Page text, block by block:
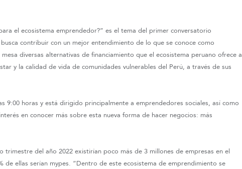
el ecosistema emprendedor?” es el tema del primer conversatorio
contribuir con un mejor entendimiento de lo que se conoce como
diversas alternativas de financiamiento que el ecosistema peruano ofrece a
y la calidad de vida de comunidades vulnerables del Perú, a través de sus
9:00 horas y está dirigido principalmente a emprendedores sociales, así como
en conocer más sobre esta nueva forma de hacer negocios: más
trimestre del año 2022 existirían poco más de 3 millones de empresas en el
de ellas serían mypes. “Dentro de este ecosistema de emprendimiento se